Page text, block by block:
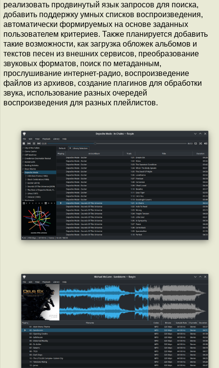
реализовать продвинутый язык запросов для поиска,
добавить поддержку умных списков воспроизведения,
автоматически формируемых на основе заданных
пользователем критериев. Также планируется добавить
такие возможности, как загрузка обложек альбомов и
текстов песен из внешних сервисов, преобразование
звуковых форматов, поиск по метаданным,
прослушивание интернет-радио, воспроизведение
файлов из архивов, создание плагинов для обработки
звука, использование разных очередей
воспроизведения для разных плейлистов.